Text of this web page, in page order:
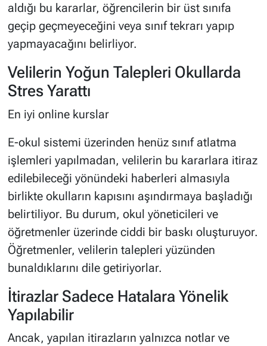
aldığı bu kararlar, öğrencilerin bir üst sınıfa
geçip geçmeyeceğini veya sınıf tekrarı yapıp
yapmayacağını belirliyor.
Velilerin Yoğun Talepleri Okullarda
Stres Yarattı
En iyi online kurslar
E-okul sistemi üzerinden henüz sınıf atlatma
işlemleri yapılmadan, velilerin bu kararlara itiraz
edilebileceği yönündeki haberleri almasıyla
birlikte okulların kapısını aşındırmaya başladığı
belirtiliyor. Bu durum, okul yöneticileri ve
öğretmenler üzerinde ciddi bir baskı oluşturuyor.
Öğretmenler, velilerin talepleri yüzünden
bunaldıklarını dile getiriyorlar.
İtirazlar Sadece Hatalara Yönelik
Yapılabilir
Ancak, yapılan itirazların yalnızca notlar ve